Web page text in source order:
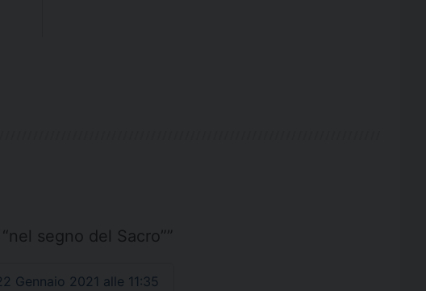
segno del Sacro””
Gennaio 2021 alle 11:35